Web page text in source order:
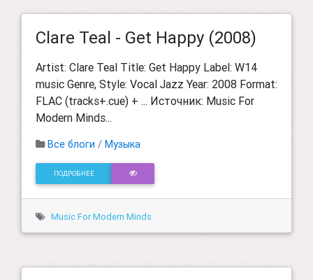
Clare Teal - Get Happy (2008)
Artist: Clare Teal Title: Get Happy Label: W14
music Genre, Style: Vocal Jazz Year: 2008 Format:
FLAC (tracks+.cue) + ... Источник: Music For
Modern Minds...
Все блоги / Музыка
ПОДРОБНЕЕ
Music For Modern Minds